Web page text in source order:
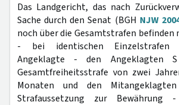
Das Landgericht, das nach
Sache durch den Senat (BGH NJW
noch über die Gesamtstrafen befinden
- bei identischen Einzelstrafen
Angeklagte - den Angeklagten
Gesamtfreiheitsstrafe von zwei
Monaten und den
Strafaussetzung zur